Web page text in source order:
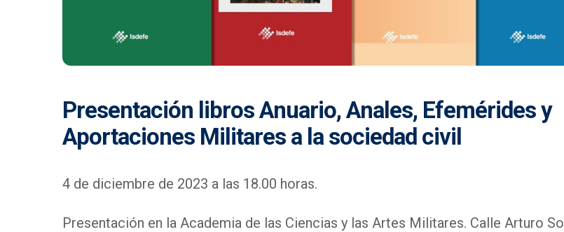
Presentación libros Anuario, Anales, Efemérides y
Aportaciones Militares a la sociedad civil
4 de diciembre de 2023 a las 18.00 horas.
Presentación en la Academia de las Ciencias y las Artes Militares. Calle Arturo